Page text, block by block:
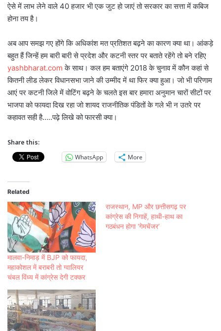
ऐसे में लाभ लेने वाले 40 हजार भी एक जुट हो जाएं तो सरकार का सत्ता में कबिज
होना तय है।
अब आप समझ गए होंगे कि अधिकांश मत प्रतिशत बढ़ने का कारण क्या था। आंकड़े
बहुत हैं जिन्हें हम बारी बारी से प्रदेश और कटनी स्तर पर बताते रहेंगे तो बने रहिए
yashbharat.com के साथ। कल हम बताएंगे 2018 के चुनाव में कौन कहां से
कितनी लीड लेकर विधानसभा जाने की उम्मीद में था फिर क्या हुआ। जो भी परिणाम
आएं पर कटनी जिले में वोटिंग बढ़ने के चलते इस बार हमारा अनुमान चारों सीटों पर
भाजपा को फायदा दिख रहा जो शायद राजनीतिक पंडितों के गले भी न उतरे पर
कहावत सही है…..पढ़े लिखे को फारसी क्या।
Share this:
WhatsApp
More
Related
मालवा-निमाड़ में BJP को फायदा,
महाकोशल में बराबरी तो ग्वालियर
चंबल विंध्य में कांग्रेस देगी टक्कर
राजस्थान, MP और छत्तीसगढ़ पर
कांग्रेस की निगाहें, हाथी-हाथ का
गठबंधन होगा ‘गेमचेंजर’